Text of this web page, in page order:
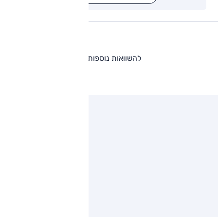
להשוואות נוספות